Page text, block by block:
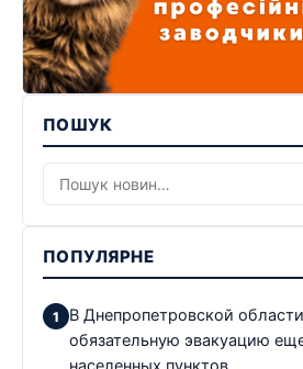
ПОШУК
ПОПУЛЯРНЕ
В Днепропетровской
обязательную эвакуацию